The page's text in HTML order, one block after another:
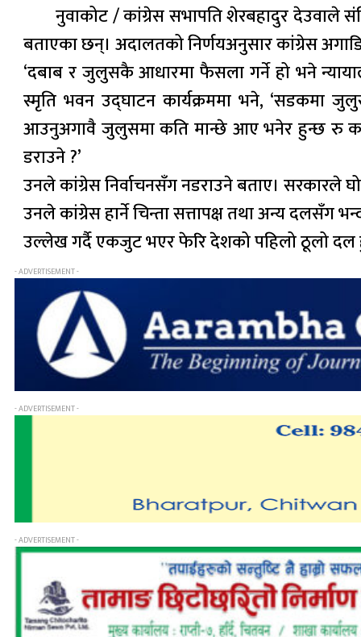
नुवाकोट / कांग्रेस सभापति शेरबहादुर देउवाले
बताएका छन्। अदालतको निर्णयअनुसार कांग्रेस
‘दबाब र जुलुसकै आधारमा फैसला गर्ने हो भने
स्मृति भवन उद्घाटन कार्यक्रममा भने, ‘सडकमा जुलुस
आउनुअगावै जुलुसमा कति मान्छे आए भनेर हुन्छ रु
डराउने ?’
उनले कांग्रेस निर्वाचनसँग नडराउने बताए। सरकारले
उनले कांग्रेस हार्ने चिन्ता सत्तापक्ष तथा अन्य दलसँग
उल्लेख गर्दै एकजुट भएर फेरि देशको पहिलो ठूलो दल
- ADVERTISEMENT -
- ADVERTISEMENT -
- ADVERTISEMENT -